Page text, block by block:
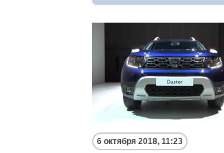
Mazda
Mercury Mini
6 октября 2018, 11:23